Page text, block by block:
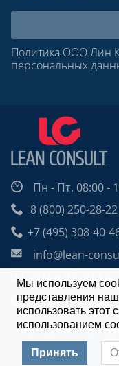
Политика ООО Лин
персональных
Пн - Пт. 08:00 -
8 (800) 250-28-22
+7 (495) 308-40-
info@lean-
Чат в Telegram
Design: Alexei Utkin
Copyright © 2009 - 2026 |
Все права защищены.
Мы используем
представления
использовать этот
использованием
Принять